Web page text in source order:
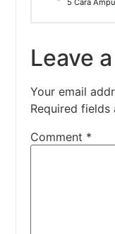
Leave
Your email
Required fields
Comment *